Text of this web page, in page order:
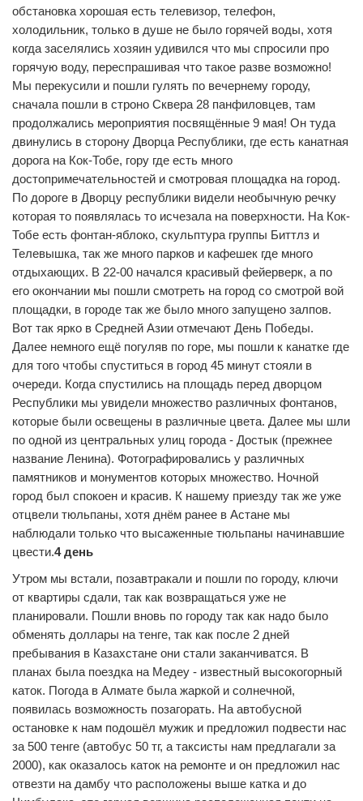
обстановка хорошая есть телевизор, телефон,
холодильник, только в душе не было горячей воды, хотя
когда заселялись хозяин удивился что мы спросили про
горячую воду, переспрашивая что такое разве возможно!
Мы перекусили и пошли гулять по вечернему городу,
сначала пошли в строно Сквера 28 панфиловцев, там
продолжались мероприятия посвящённые 9 мая! Он туда
двинулись в сторону Дворца Республики, где есть канатная
дорога на Кок-Тобе, гору где есть много
достопримечательностей и смотровая площадка на город.
По дороге в Дворцу республики видели необычную речку
которая то появлялась то исчезала на поверхности. На Кок-
Тобе есть фонтан-яблоко, скульптура группы Биттлз и
Телевышка, так же много парков и кафешек где много
отдыхающих. В 22-00 начался красивый фейерверк, а по
его окончании мы пошли смотреть на город со смотрой вой
площадки, в городе так же было много запущено залпов.
Вот так ярко в Средней Азии отмечают День Победы.
Далее немного ещё погуляв по горе, мы пошли к канатке где
для того чтобы спуститься в город 45 минут стояли в
очереди. Когда спустились на площадь перед дворцом
Республики мы увидели множество различных фонтанов,
которые были освещены в различные цвета. Далее мы шли
по одной из центральных улиц города - Достык (прежнее
название Ленина). Фотографировались у различных
памятников и монументов которых множество. Ночной
город был спокоен и красив. К нашему приезду так же уже
отцвели тюльпаны, хотя днём ранее в Астане мы
наблюдали только что высаженные тюльпаны начинавшие
цвести.4 день
Утром мы встали, позавтракали и пошли по городу, ключи
от квартиры сдали, так как возвращаться уже не
планировали. Пошли вновь по городу так как надо было
обменять доллары на тенге, так как после 2 дней
пребывания в Казахстане они стали заканчиватся. В
планах была поездка на Медеу - известный высокогорный
каток. Погода в Алмате была жаркой и солнечной,
появилась возможность позагорать. На автобусной
остановке к нам подошёл мужик и предложил подвести нас
за 500 тенге (автобус 50 тг, а таксисты нам предлагали за
2000), как оказалось каток на ремонте и он предложил нас
отвезти на дамбу что расположены выше катка и до